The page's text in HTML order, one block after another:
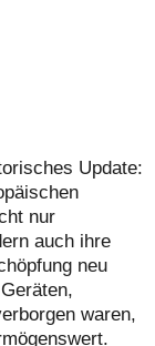
Update:
nur
auch ihre
neu
waren,